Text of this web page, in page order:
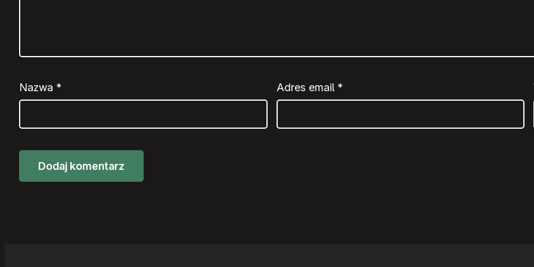
Nazwa * Adres email *